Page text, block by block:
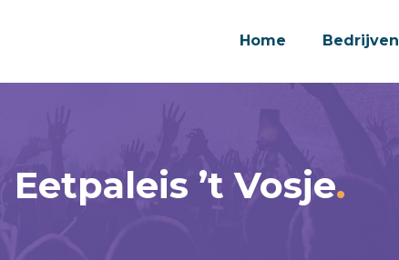
Home Bedrijven
Eetpaleis ’t Vosje